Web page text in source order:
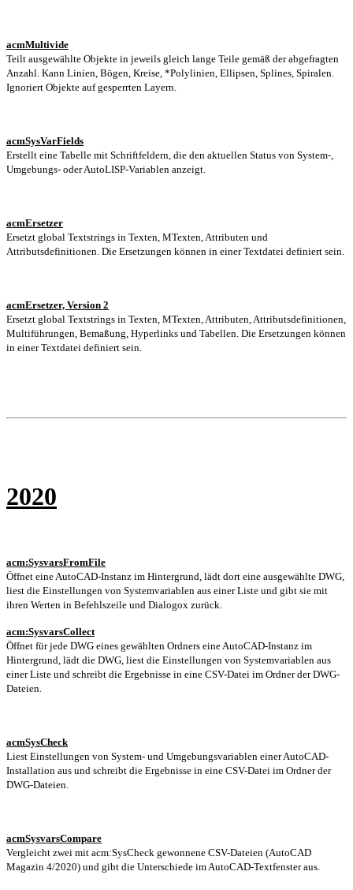
acmMultivide
Teilt ausgewählte Objekte in jeweils gleich lange Teile gemäß der abgefragten
Anzahl. Kann Linien, Bögen, Kreise, *Polylinien, Ellipsen, Splines, Spiralen.
Ignoriert Objekte auf gesperrten Layern.
acmSysVarFields
Erstellt eine Tabelle mit Schriftfeldern, die den aktuellen Status von System-,
Umgebungs- oder AutoLISP-Variablen anzeigt.
acmErsetzer
Ersetzt global Textstrings in Texten, MTexten, Attributen und
Attributsdefinitionen. Die Ersetzungen können in einer Textdatei definiert sein.
acmErsetzer, Version 2
Ersetzt global Textstrings in Texten, MTexten, Attributen, Attributsdefinitionen,
Multiführungen, Bemaßung, Hyperlinks und Tabellen. Die Ersetzungen können
in einer Textdatei definiert sein.
2020
acm:SysvarsFromFile
Öffnet eine AutoCAD-Instanz im Hintergrund, lädt dort eine ausgewählte DWG,
liest die Einstellungen von Systemvariablen aus einer Liste und gibt sie mit
ihren Werten in Befehlszeile und Dialogox zurück.
acm:SysvarsCollect
Öffnet für jede DWG eines gewählten Ordners eine AutoCAD-Instanz im
Hintergrund, lädt die DWG, liest die Einstellungen von Systemvariablen aus
einer Liste und schreibt die Ergebnisse in eine CSV-Datei im Ordner der DWG-
Dateien.
acmSysCheck
Liest Einstellungen von System- und Umgebungsvariablen einer AutoCAD-
Installation aus und schreibt die Ergebnisse in eine CSV-Datei im Ordner der
DWG-Dateien.
acmSysvarsCompare
Vergleicht zwei mit acm:SysCheck gewonnene CSV-Dateien (AutoCAD
Magazin 4/2020) und gibt die Unterschiede im AutoCAD-Textfenster aus.